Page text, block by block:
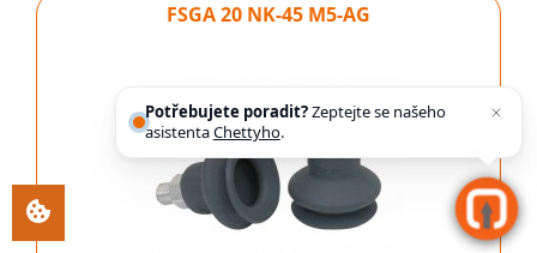
FSGA 20 NK-45 M5-AG
Potřebujete poradit?Zeptejte se našeho
asistentaChettyho.